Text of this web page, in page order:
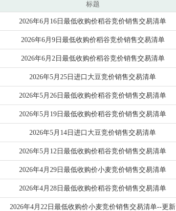
标题
2026年6月16日最低收购价稻谷竞价销售交易清单
2026年6月9日最低收购价稻谷竞价销售交易清单
2026年6月2日最低收购价稻谷竞价销售交易清单
2026年5月25日进口大豆竞价销售交易清单
2026年5月26日最低收购价稻谷竞价销售交易清单
2026年5月19日最低收购价稻谷竞价销售交易清单
2026年5月14日进口大豆竞价销售交易清单
2026年5月12日最低收购价稻谷竞价销售交易清单
2026年4月29日最低收购价小麦竞价销售交易清单
2026年4月28日最低收购价稻谷竞价销售交易清单
2026年4月22日最低收购价小麦竞价销售交易清单--更新